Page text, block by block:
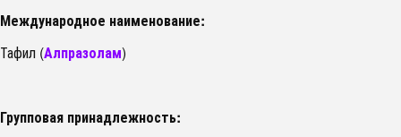
Международное наименование:
Тафил (Алпразолам)
Групповая принадлежность: